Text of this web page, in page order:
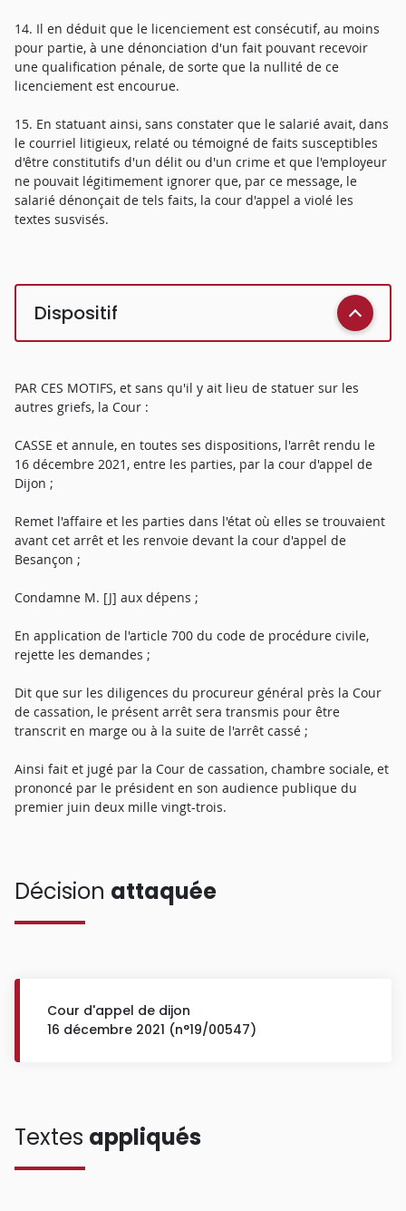
14. Il en déduit que le licenciement est consécutif, au moins
pour partie, à une dénonciation d'un fait pouvant recevoir
une qualification pénale, de sorte que la nullité de ce
licenciement est encourue.
15. En statuant ainsi, sans constater que le salarié avait, dans
le courriel litigieux, relaté ou témoigné de faits susceptibles
d'être constitutifs d'un délit ou d'un crime et que l'employeur
ne pouvait légitimement ignorer que, par ce message, le
salarié dénonçait de tels faits, la cour d'appel a violé les
textes susvisés.
Dispositif
PAR CES MOTIFS, et sans qu'il y ait lieu de statuer sur les
autres griefs, la Cour :
CASSE et annule, en toutes ses dispositions, l'arrêt rendu le
16 décembre 2021, entre les parties, par la cour d'appel de
Dijon ;
Remet l'affaire et les parties dans l'état où elles se trouvaient
avant cet arrêt et les renvoie devant la cour d'appel de
Besançon ;
Condamne M. [J] aux dépens ;
En application de l'article 700 du code de procédure civile,
rejette les demandes ;
Dit que sur les diligences du procureur général près la Cour
de cassation, le présent arrêt sera transmis pour être
transcrit en marge ou à la suite de l'arrêt cassé ;
Ainsi fait et jugé par la Cour de cassation, chambre sociale, et
prononcé par le président en son audience publique du
premier juin deux mille vingt-trois.
Décision attaquée
Cour d'appel de dijon
16 décembre 2021 (n°19/00547)
Textes appliqués